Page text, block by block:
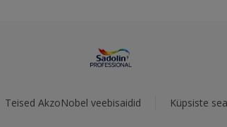
Teised AkzoNobel veebisaidid Küpsiste